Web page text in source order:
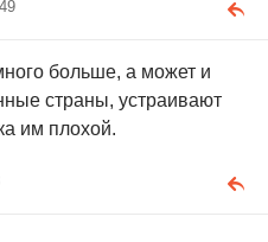
больше, а может и
страны, устраивают
им плохой.